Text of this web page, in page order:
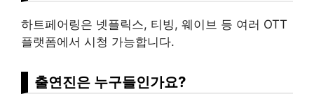
하트페어링은 넷플릭스, 티빙, 웨이브 등 여러 OTT
플랫폼에서 시청 가능합니다.
출연진은 누구들인가요?